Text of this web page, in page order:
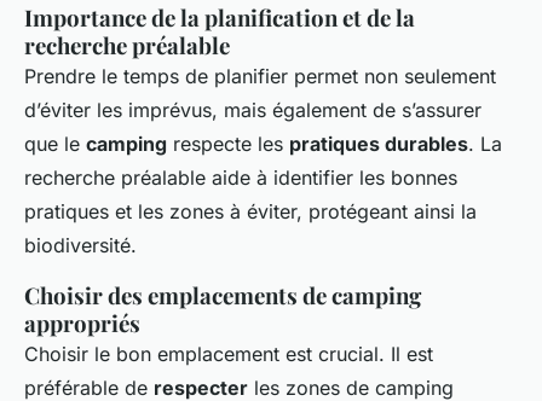
Importance de la planification et de la
recherche préalable
Prendre le temps de planifier permet non seulement
d’éviter les imprévus, mais également de s’assurer
que le camping respecte les pratiques durables. La
recherche préalable aide à identifier les bonnes
pratiques et les zones à éviter, protégeant ainsi la
biodiversité.
Choisir des emplacements de camping
appropriés
Choisir le bon emplacement est crucial. Il est
préférable de respecter les zones de camping